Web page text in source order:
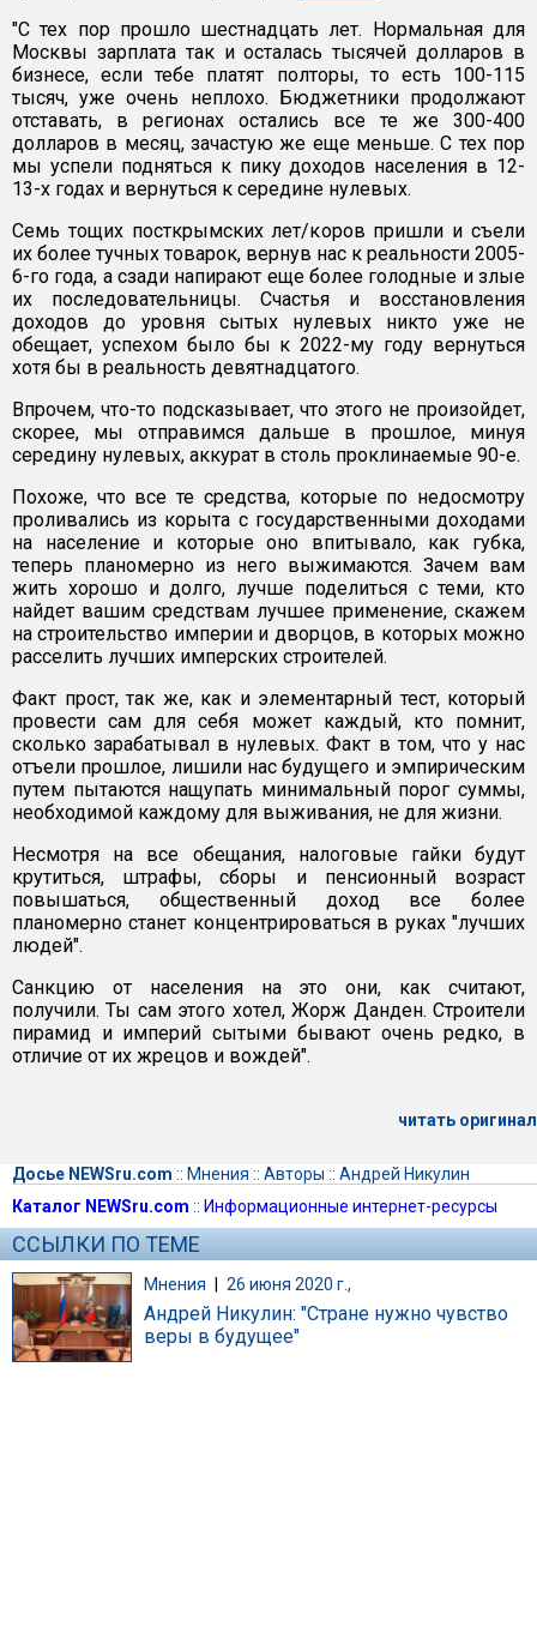
"С тех пор прошло шестнадцать лет. Нормальная для
Москвы зарплата так и осталась тысячей долларов в
бизнесе, если тебе платят полторы, то есть 100-115
тысяч, уже очень неплохо. Бюджетники продолжают
отставать, в регионах остались все те же 300-400
долларов в месяц, зачастую же еще меньше. С тех пор
мы успели подняться к пику доходов населения в 12-
13-х годах и вернуться к середине нулевых.
Семь тощих посткрымских лет/коров пришли и съели
их более тучных товарок, вернув нас к реальности 2005-
6-го года, а сзади напирают еще более голодные и злые
их последовательницы. Счастья и восстановления
доходов до уровня сытых нулевых никто уже не
обещает, успехом было бы к 2022-му году вернуться
хотя бы в реальность девятнадцатого.
Впрочем, что-то подсказывает, что этого не произойдет,
скорее, мы отправимся дальше в прошлое, минуя
середину нулевых, аккурат в столь проклинаемые 90-е.
Похоже, что все те средства, которые по недосмотру
проливались из корыта с государственными доходами
на население и которые оно впитывало, как губка,
теперь планомерно из него выжимаются. Зачем вам
жить хорошо и долго, лучше поделиться с теми, кто
найдет вашим средствам лучшее применение, скажем
на строительство империи и дворцов, в которых можно
расселить лучших имперских строителей.
Факт прост, так же, как и элементарный тест, который
провести сам для себя может каждый, кто помнит,
сколько зарабатывал в нулевых. Факт в том, что у нас
отъели прошлое, лишили нас будущего и эмпирическим
путем пытаются нащупать минимальный порог суммы,
необходимой каждому для выживания, не для жизни.
Несмотря на все обещания, налоговые гайки будут
крутиться, штрафы, сборы и пенсионный возраст
повышаться, общественный доход все более
планомерно станет концентрироваться в руках "лучших
людей".
Санкцию от населения на это они, как считают,
получили. Ты сам этого хотел, Жорж Данден. Строители
пирамид и империй сытыми бывают очень редко, в
отличие от их жрецов и вождей".
читать оригинал
Досье NEWSru.com :: Мнения :: Авторы :: Андрей Никулин
Каталог NEWSru.com :: Информационные интернет-ресурсы
ССЫЛКИ ПО ТЕМЕ
Мнения | 26 июня 2020 г.,
Андрей Никулин: "Стране нужно чувство
веры в будущее"